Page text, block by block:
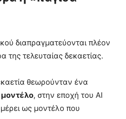
διαπραγματεύονται πλέον
της τελευταίας δεκαετίας.
θεωρούνταν ένα
, στην εποχή του AI
ως μοντέλο που